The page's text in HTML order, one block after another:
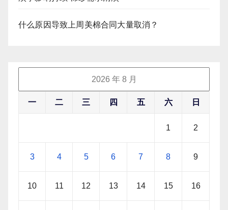
什么原因导致上周美棉合同大量取消？
2026 年 8 月
一 二 三 四 五 六 日
1 2
3 4 5 6 7 8 9
10 11 12 13 14 15 16